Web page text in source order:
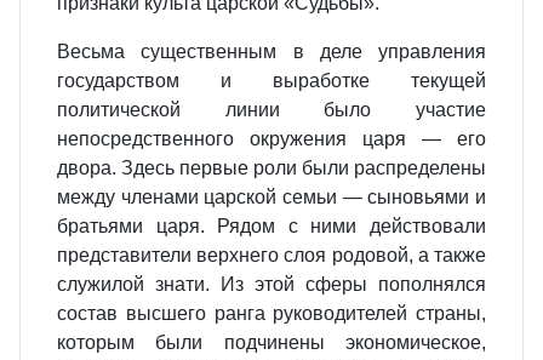
Весьма существенным в деле управления
государством и выработке текущей
политической линии было участие
непосредственного окружения царя — его
двора. Здесь первые роли были распределены
между членами царской семьи — сыновьями и
братьями царя. Рядом с ними действовали
представители верхнего слоя родовой, а также
служилой знати. Из этой сферы пополнялся
состав высшего ранга руководителей страны,
которым были подчинены экономическое,